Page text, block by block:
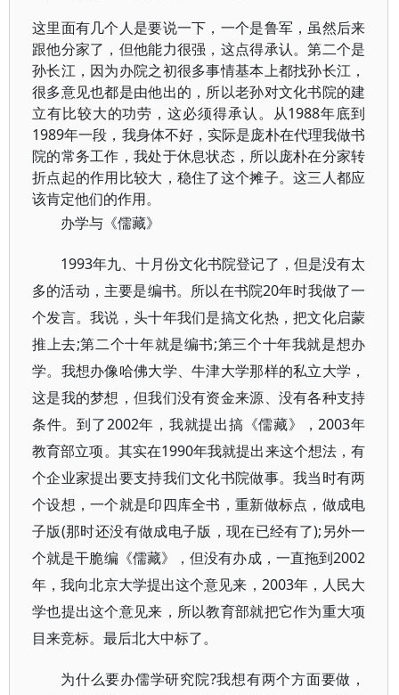
这里面有几个人是要说一下，一个是鲁军，虽然后来
跟他分家了，但他能力很强，这点得承认。第二个是
孙长江，因为办院之初很多事情基本上都找孙长江，
很多意见也都是由他出的，所以老孙对文化书院的建
立有比较大的功劳，这必须得承认。从1988年底到
1989年一段，我身体不好，实际是庞朴在代理我做书
院的常务工作，我处于休息状态，所以庞朴在分家转
折点起的作用比较大，稳住了这个摊子。这三人都应
该肯定他们的作用。
办学与《儒藏》
1993年九、十月份文化书院登记了，但是没有太
多的活动，主要是编书。所以在书院20年时我做了一
个发言。我说，头十年我们是搞文化热，把文化启蒙
推上去;第二个十年就是编书;第三个十年我就是想办
学。我想办像哈佛大学、牛津大学那样的私立大学，
这是我的梦想，但我们没有资金来源、没有各种支持
条件。到了2002年，我就提出搞《儒藏》，2003年
教育部立项。其实在1990年我就提出来这个想法，有
个企业家提出要支持我们文化书院做事。我当时有两
个设想，一个就是印四库全书，重新做标点，做成电
子版(那时还没有做成电子版，现在已经有了);另外一
个就是干脆编《儒藏》，但没有办成，一直拖到2002
年，我向北京大学提出这个意见来，2003年，人民大
学也提出这个意见来，所以教育部就把它作为重大项
目来竞标。最后北大中标了。
为什么要办儒学研究院?我想有两个方面要做，